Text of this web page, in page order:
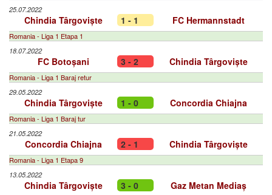
25.07.2022
Chindia Târgoviște 1 - 1 FC Hermannstadt
Romania - Liga 1 Etapa 1
18.07.2022
FC Botoșani 3 - 2 Chindia Târgoviște
Romania - Liga 1 Baraj retur
29.05.2022
Chindia Târgoviște 1 - 0 Concordia Chiajna
Romania - Liga 1 Baraj tur
21.05.2022
Concordia Chiajna 2 - 1 Chindia Târgoviște
Romania - Liga 1 Etapa 9
13.05.2022
Chindia Târgoviște 3 - 0 Gaz Metan Mediaș